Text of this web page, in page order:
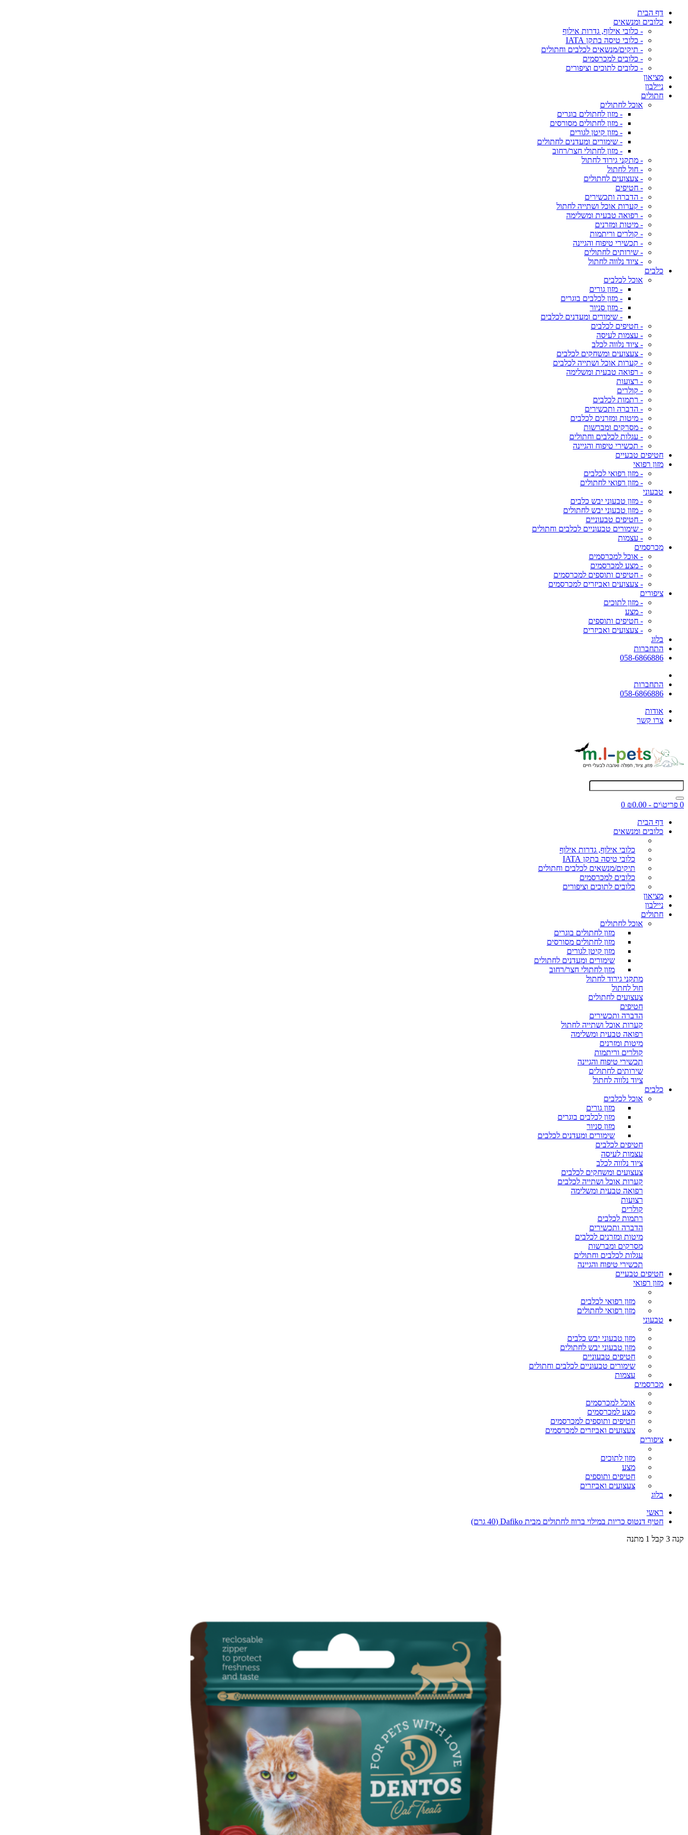
דף הבית
כלובים ומנשאים
- כלובי אילוף, גדרות אילוף
- כלובי טיסה בתקן IATA
- תיקים/מנשאים לכלבים וחתולים
- כלובים למכרסמים
- כלובים לתוכים וציפורים
מציאון
ניילבון
חתולים
אוכל לחתולים
- מזון לחתולים בוגרים
- מזון לחתולים מסורסים
- מזון קיטן לגורים
- שימורים ומעדנים לחתולים
- מזון לחתולי חצר/רחוב
- מתקני גירוד לחתול
- חול לחתול
- צעצועים לחתולים
- חטיפים
- הדברה ותכשירים
- קערות אוכל ושתייה לחתול
- רפואה טבעית ומשלימה
- מיטות ומזרנים
- קולרים וריתמות
- תכשירי טיפוח והגיינה
- שירותים לחתולים
- ציוד נלווה לחתול
כלבים
אוכל לכלבים
- מזון גורים
- מזון לכלבים בוגרים
- מזון סניור
- שימורים ומעדנים לכלבים
- חטיפים לכלבים
- עצמות לעיסה
- ציוד נלווה לכלב
- צעצועים ומשחקים לכלבים
- קערות אוכל ושתייה לכלבים
- רפואה טבעית ומשלימה
- רצועות
- קולרים
- רתמות לכלבים
- הדברה ותכשירים
- מיטות ומזרנים לכלבים
- מסרקים ומברשות
- עגלות לכלבים וחתולים
- תכשירי טיפוח והגיינה
חטיפים טבעיים
מזון רפואי
- מזון רפואי לכלבים
- מזון רפואי לחתולים
טבעוני
- מזון טבעוני יבש כלבים
- מזון טבעוני יבש לחתולים
- חטיפים טבעוניים
- שימורים טבעוניים לכלבים וחתולים
- עצמות
מכרסמים
- אוכל למכרסמים
- מצע למכרסמים
- חטיפים ותוספים למכרסמים
- צעצועים ואביזרים למכרסמים
ציפורים
- מזון לתוכים
- מצע
- חטיפים ותוספים
- צעצועים ואביזרים
בלוג
התחברות
058-6866886
התחברות
058-6866886
אודות
צרו קשר
0 פריט\ים - ₪0.00
0
דף הבית
כלובים ומנשאים
כלובי אילוף, גדרות אילוף
כלובי טיסה בתקן IATA
תיקים/מנשאים לכלבים וחתולים
כלובים למכרסמים
כלובים לתוכים וציפורים
מציאון
ניילבון
חתולים
אוכל לחתולים
מזון לחתולים בוגרים
מזון לחתולים מסורסים
מזון קיטן לגורים
שימורים ומעדנים לחתולים
מזון לחתולי חצר/רחוב
מתקני גירוד לחתול
חול לחתול
צעצועים לחתולים
חטיפים
הדברה ותכשירים
קערות אוכל ושתייה לחתול
רפואה טבעית ומשלימה
מיטות ומזרנים
קולרים וריתמות
תכשירי טיפוח והגיינה
שירותים לחתולים
ציוד נלווה לחתול
כלבים
אוכל לכלבים
מזון גורים
מזון לכלבים בוגרים
מזון סניור
שימורים ומעדנים לכלבים
חטיפים לכלבים
עצמות לעיסה
ציוד נלווה לכלב
צעצועים ומשחקים לכלבים
קערות אוכל ושתייה לכלבים
רפואה טבעית ומשלימה
רצועות
קולרים
רתמות לכלבים
הדברה ותכשירים
מיטות ומזרנים לכלבים
מסרקים ומברשות
עגלות לכלבים וחתולים
תכשירי טיפוח והגיינה
חטיפים טבעיים
מזון רפואי
מזון רפואי לכלבים
מזון רפואי לחתולים
טבעוני
מזון טבעוני יבש כלבים
מזון טבעוני יבש לחתולים
חטיפים טבעוניים
שימורים טבעוניים לכלבים וחתולים
עצמות
מכרסמים
אוכל למכרסמים
מצע למכרסמים
חטיפים ותוספים למכרסמים
צעצועים ואביזרים למכרסמים
ציפורים
מזון לתוכים
מצע
חטיפים ותוספים
צעצועים ואביזרים
בלוג
ראשי
חטיף דנטוס כריות במילוי ברווז לחתולים מבית Dafiko (40 גרם)
קנה 3 קבל 1 מתנה